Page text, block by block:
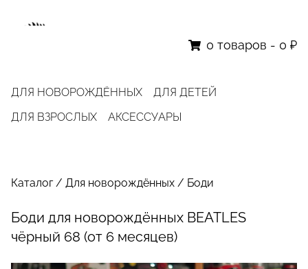
ДЛЯ НОВОРОЖДЁННЫХ
ДЛЯ ДЕТЕЙ
ДЛЯ ВЗРОСЛЫХ
АКСЕССУАРЫ
0 товаров - 0 ₽
Каталог/ Для новорождённых / Боди
Боди для новорождённых BEATLES
чёрный 68 (от 6 месяцев)